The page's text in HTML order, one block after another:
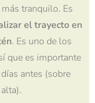
más tranquilo. Es
el trayecto en
. Es uno de los
que es importante
antes (sobre